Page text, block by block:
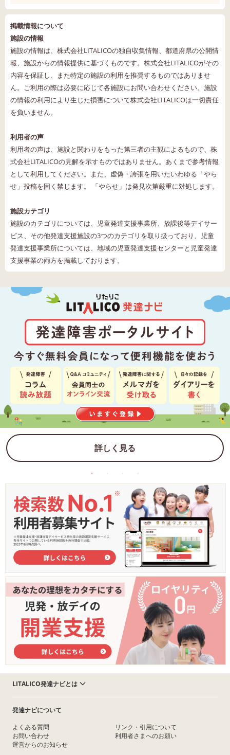
掲載情報について
施設の情報
施設の情報は、株式会社LITALICOの独自収集情報、都道府県の公開情
報、施設からの情報提供に基づくものです。株式会社LITALICOがその
内容を保証し、また特定の施設の利用を推奨するものではありませ
ん。ご利用の際は必要に応じて各施設にお問い合わせください。施設
の情報の利用により生じた損害について株式会社LITALICOは一切責任
を負いません。
利用者の声
利用者の声は、施設と関わりをもった第三者の主観によるもので、株
式会社LITALICOの見解を示すものではありません。あくまで参考情報
として利用してください。また、虚偽・誇張を用いたいわゆる「やら
せ」投稿を固く禁じます。 「やらせ」は発見次第厳重に対処します。
施設カテゴリ
施設のカテゴリについては、児童発達支援事業所、放課後等デイサー
ビス、その他発達支援施設の3つのカテゴリを取り扱っており、児童
発達支援事業所については、地域の児童発達支援センターと児童発達
支援事業の両方を掲載しております。
詳しく見る
LITALICO発達ナビとは
発達ナビについて
よくある質問
お問い合わせ
運営からのお知らせ
リンク・引用について
利用者さまへのお願い